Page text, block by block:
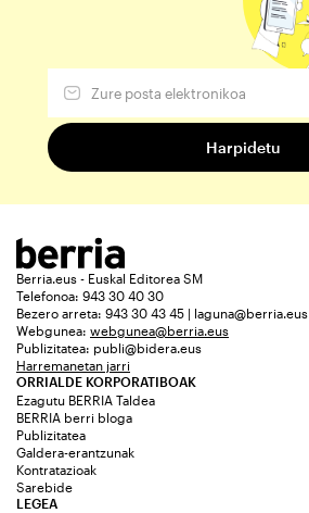
Berria.eus - Euskal Editorea SM
Telefonoa: 943 30 40 30
Bezero arreta: 943 30 43 45 | laguna@berria.eus
Webgunea: webgunea@berria.eus
Publizitatea: publi@bidera.eus
Harremanetan jarri
ORRIALDE KORPORATIBOAK
Ezagutu BERRIA Taldea
BERRIA berri bloga
Publizitatea
Galdera-erantzunak
Kontratazioak
Sarebide
LEGEA